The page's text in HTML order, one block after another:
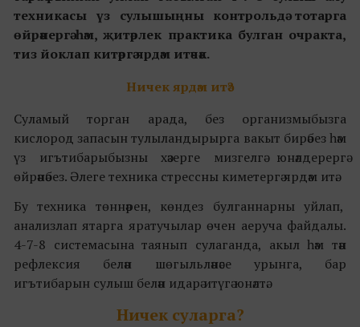
техникасы үз сулышыңны контрольдә тотарга
өйрәнергә һәм, җитәрлек практика булган очракта,
тиз йоклап китәргә ярдәм итәчәк.
Ничек ярдәм итә?
Суламый торган арада, без организмыбызга
кислород запасын тулыландырырга вакыт бирәбез һәм
үз игътибарыбызны хәзерге мизгелгә юнәлдерергә
өйрәнәбез. Әлеге техника стрессны киметергә ярдәм итә.
Бу техника төннәрен, көндез булганнарны уйлап,
анализлап ятарга яратучылар өчен аеруча файдалы.
4-7-8 системасына таянып сулаганда, акыл һәм тән
рефлексия белән шөгыльләнәсе урынга, бар
игътибарын сулыш белән идарә итүгә юнәлтә.
Ничек суларга?